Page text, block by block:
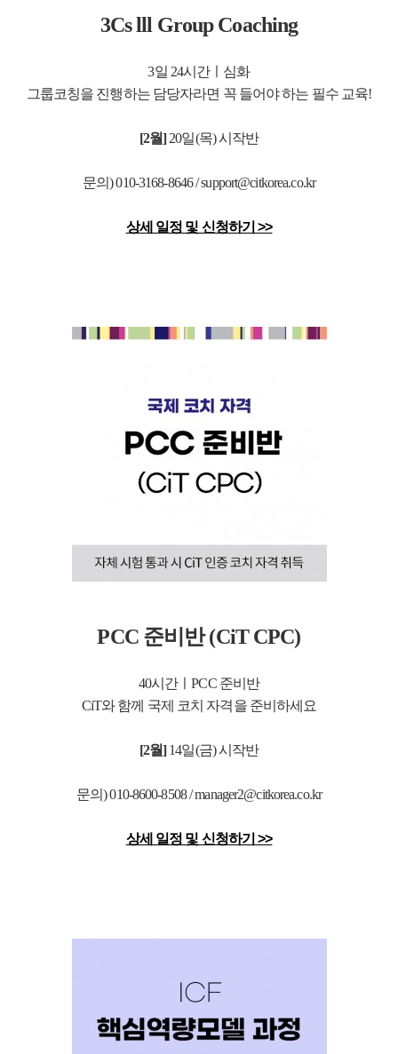
3Cs lll Group Coaching
3일 24시간ㅣ심화
그룹코칭을 진행하는 담당자라면 꼭 들어야 하는 필수 교육!
[2월] 20일(목) 시작반
문의) 010-3168-8646 / support@citkorea.co.kr
상세 일정 및 신청하기 >>
PCC 준비반 (CiT CPC)
40시간ㅣPCC 준비반
CiT와 함께 국제 코치 자격을 준비하세요
[2월] 14일(금) 시작반
문의) 010-8600-8508 / manager2@citkorea.co.kr
상세 일정 및 신청하기 >>